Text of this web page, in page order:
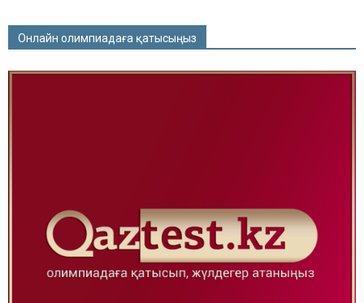
Онлайн олимпиадаға қатысыңыз